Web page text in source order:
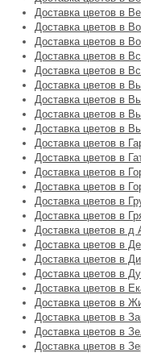
Доставка цветов в
Доставка цветов в
Доставка цветов в
Доставка цветов в
Доставка цветов в
Доставка цветов в
Доставка цветов в
Доставка цветов в
Доставка цветов в
Доставка цветов в
Доставка цветов в
Доставка цветов в
Доставка цветов в
Доставка цветов в
Доставка цветов в
Доставка цветов в д
Доставка цветов в
Доставка цветов в
Доставка цветов в
Доставка цветов в
Доставка цветов в
Доставка цветов в
Доставка цветов в
Доставка цветов в